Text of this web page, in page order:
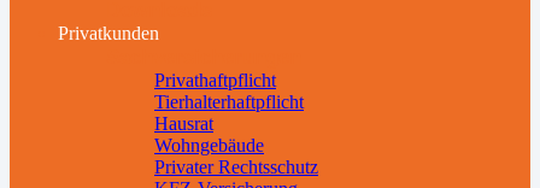
Privatkunden
Privathaftpflicht
Tierhalterhaftpflicht
Hausrat
Wohngebäude
Privater Rechtsschutz